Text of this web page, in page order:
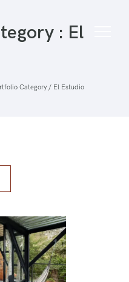
: El
Category / El Estudio